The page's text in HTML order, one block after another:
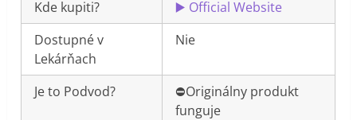
Kde kupiti?
▶️ Official Website
Dostupné v
Lekárňach
Nie
Je to Podvod?
⛔️Originálny produkt
funguje